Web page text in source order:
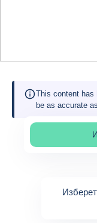
This content has
be as accurate